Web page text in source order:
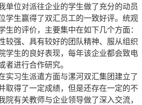
单位对派往企业的学生做了充分的动员
学生赢得了双汇员工的一致好评。统观
生的评价，主要集中在如下几个方面：
较强、具有较好的团队精神、服从组织
学生的良好表现，每年该企业都会致电
者进行合作研究。
实习生派遣方面与漯河双汇集团建立了
取得了一定成绩，但是还存在一定的不
院有关教师与企业领导做了深入交流，